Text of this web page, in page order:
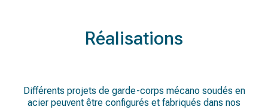
Réalisations
Différents projets de garde-corps mécano soudés en
acier peuvent être configurés et fabriqués dans nos